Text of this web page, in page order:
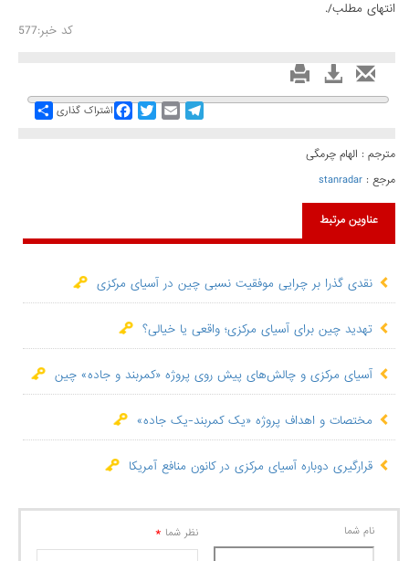
انتهای مطلب/.
کد خبر:577
Share اشتراک گذاری
FacebookTwitterEmail
Telegram
مترجم : الهام چرمگی
مرجع : stanradar
عناوین مرتبط
نقدی گذرا بر چرایی موفقیت نسبی چین در آسیای مرکزی
تهدید چین برای آسیای مرکزی؛ واقعی یا خیالی؟
آسیای مرکزی و چالش‌های پیش روی پروژه «کمربند و جاده» چین
مختصات و اهداف پروژه «یک کمربند-یک جاده»
قرارگیری دوباره آسیای مرکزی در کانون منافع آمریکا
نام شما نظر شما *